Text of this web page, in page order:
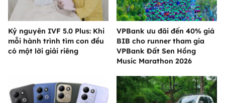
Kỷ nguyên IVF 5.0 Plus: Khi
mỗi hành trình tìm con đều
có một lời giải riêng
VPBank ưu đãi đến 40% giá
BIB cho runner tham gia
VPBank Đất Sen Hồng
Music Marathon 2026